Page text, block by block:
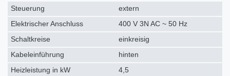
Steuerung
extern
Elektrischer Anschluss
400 V 3N AC ~ 50 Hz
Schaltkreise
einkreisig
Kabeleinführung
hinten
Heizleistung in kW
4,5